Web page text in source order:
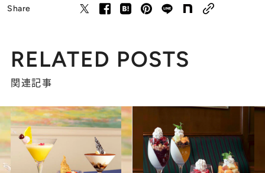
Share
RELATED POSTS
関連記事